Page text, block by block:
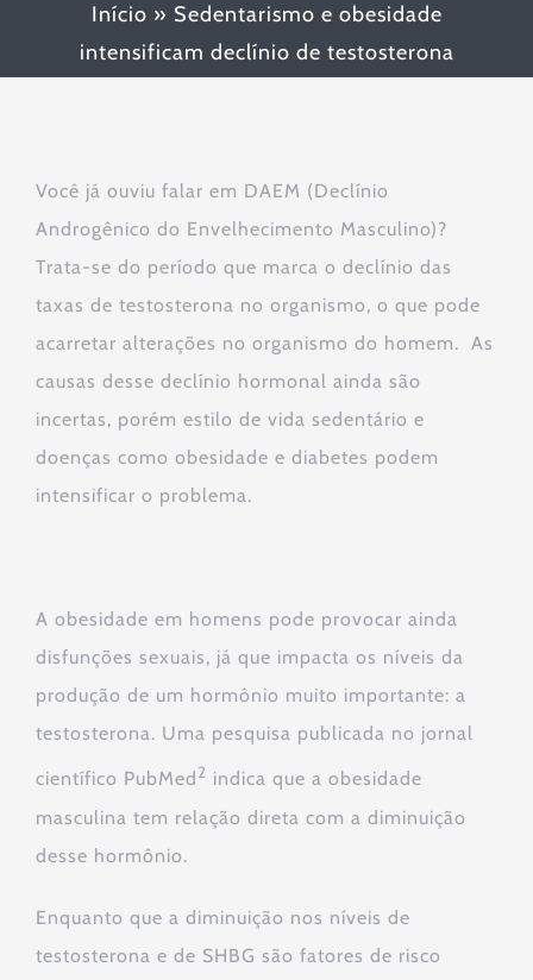
Início » Sedentarismo e obesidade
intensificam declínio de testosterona
Você já ouviu falar em DAEM (Declínio
Androgênico do Envelhecimento Masculino)?
Trata-se do período que marca o declínio das
taxas de testosterona no organismo, o que pode
acarretar alterações no organismo do homem. As
causas desse declínio hormonal ainda são
incertas, porém estilo de vida sedentário e
doenças como obesidade e diabetes podem
intensificar o problema.
A obesidade em homens pode provocar ainda
disfunções sexuais, já que impacta os níveis da
produção de um hormônio muito importante: a
testosterona. Uma pesquisa publicada no jornal
científico PubMed 2 indica que a obesidade
masculina tem relação direta com a diminuição
desse hormônio.
Enquanto que a diminuição nos níveis de
testosterona e de SHBG são fatores de risco